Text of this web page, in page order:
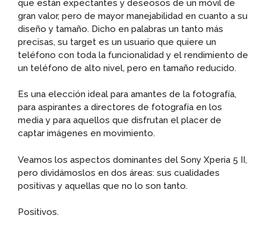
que están expectantes y deseosos de un móvil de
gran valor, pero de mayor manejabilidad en cuanto a su
diseño y tamaño. Dicho en palabras un tanto más
precisas, su target es un usuario que quiere un
teléfono con toda la funcionalidad y el rendimiento de
un teléfono de alto nivel, pero en tamaño reducido.
Es una elección ideal para amantes de la fotografía,
para aspirantes a directores de fotografía en los
media y para aquellos que disfrutan el placer de
captar imágenes en movimiento.
Veamos los aspectos dominantes del Sony Xperia 5 II,
pero dividámoslos en dos áreas: sus cualidades
positivas y aquellas que no lo son tanto.
Positivos.